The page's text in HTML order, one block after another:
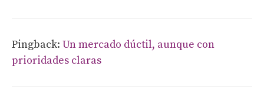
Pingback: Un mercado dúctil, aunque con
prioridades claras